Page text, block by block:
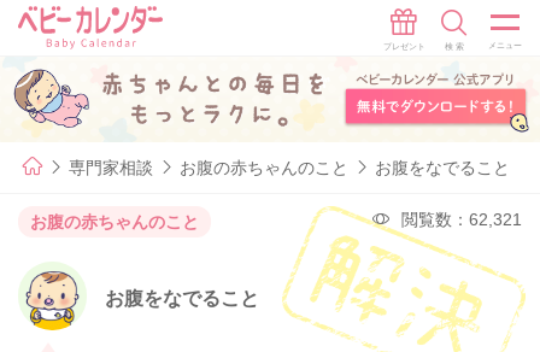
専門家相談 お腹の赤ちゃんのこと お腹をなでること
お腹の赤ちゃんのこと 閲覧数：62,321
お腹をなでること